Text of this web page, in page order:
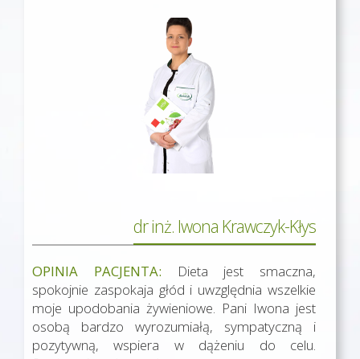
dr inż. Iwona Krawczyk-Kłys
OPINIA PACJENTA: Dieta jest smaczna,
spokojnie zaspokaja głód i uwzględnia wszelkie
moje upodobania żywieniowe. Pani Iwona jest
osobą bardzo wyrozumiałą, sympatyczną i
pozytywną, wspiera w dążeniu do celu.